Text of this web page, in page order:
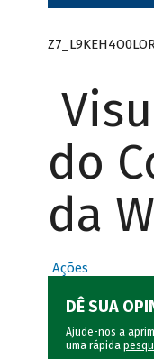
do
da
Ações
DÊ SUA
Ajude-nos a
uma rápida